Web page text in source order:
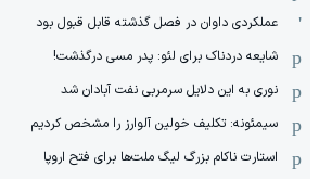
عملکردی داوان در فصل گذشته قابل قبول بود
شایعه دردناک برای لئو: پدر مسی درگذشت!
نوری به این دلایل سرمربی نفت آبادان شد
سیمئونه: تکلیف خولین آلوارز را مشخص کردیم
استارت ناکام بزرگ لیگ ملت‌ها برای فتح اروپا